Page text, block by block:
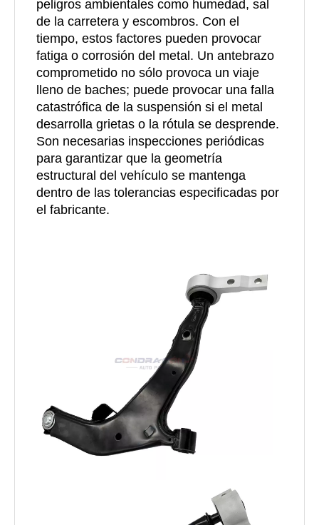
peligros ambientales como humedad, sal
de la carretera y escombros. Con el
tiempo, estos factores pueden provocar
fatiga o corrosión del metal. Un antebrazo
comprometido no sólo provoca un viaje
lleno de baches; puede provocar una falla
catastrófica de la suspensión si el metal
desarrolla grietas o la rótula se desprende.
Son necesarias inspecciones periódicas
para garantizar que la geometría
estructural del vehículo se mantenga
dentro de las tolerancias especificadas por
el fabricante.